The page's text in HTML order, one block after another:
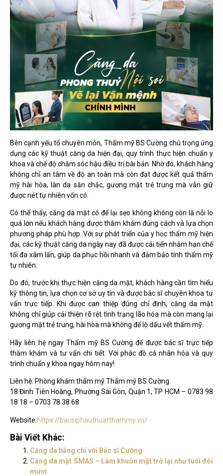
Bên cạnh yếu tố chuyên môn, Thẩm mỹ BS Cường chú trọng ứng
dụng các kỹ thuật căng da hiện đại, quy trình thực hiện chuẩn y
khoa và chế độ chăm sóc hậu điều trị bài bản. Nhờ đó, khách hàng
không chỉ an tâm về độ an toàn mà còn đạt được kết quả thẩm
mỹ hài hòa, làn da săn chắc, gương mặt trẻ trung mà vẫn giữ
được nét tự nhiên vốn có.
Có thể thấy, căng da mặt có để lại sẹo không không còn là nỗi lo
quá lớn nếu khách hàng được thăm khám đúng cách và lựa chọn
phương pháp phù hợp. Với sự phát triển của y học thẩm mỹ hiện
đại, các kỹ thuật căng da ngày nay đã được cải tiến nhằm hạn chế
tối đa xâm lấn, giúp da phục hồi nhanh và đảm bảo tính thẩm mỹ
tự nhiên.
Do đó, trước khi thực hiện căng da mặt, khách hàng cần tìm hiểu
kỹ thông tin, lựa chọn cơ sở uy tín và được bác sĩ chuyên khoa tư
vấn trực tiếp. Khi được can thiệp đúng chỉ định, căng da mặt
không chỉ giúp cải thiện rõ rệt tình trạng lão hóa mà còn mang lại
gương mặt trẻ trung, hài hòa mà không để lộ dấu vết thẩm mỹ.
Hãy liên hệ ngay Thẩm mỹ BS Cường để được bác sĩ trực tiếp
thăm khám và tư vấn chi tiết. Với phác đồ cá nhân hóa và quy
trình chuẩn y khoa ngay hôm nay!
Liên hệ: Phòng khám thẩm mỹ Thẩm mỹ BS Cường
18 Đinh Tiên Hoàng, Phường Sài Gòn, Quận 1, TP HCM – 0783 98
18 18 – 0703 78 38 68
Website:https://bacsiphauthuatthammy.vn/
Bài Viết Khác:
Căng da bằng chỉ với Bác sĩ Cường
Căng da mặt SMAS – Làm khuôn mặt trở lại như tuổi đôi
mươi